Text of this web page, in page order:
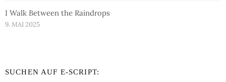
I Walk Between the Raindrops
9. MAI 2025
SUCHEN AUF E-SCRIPT: